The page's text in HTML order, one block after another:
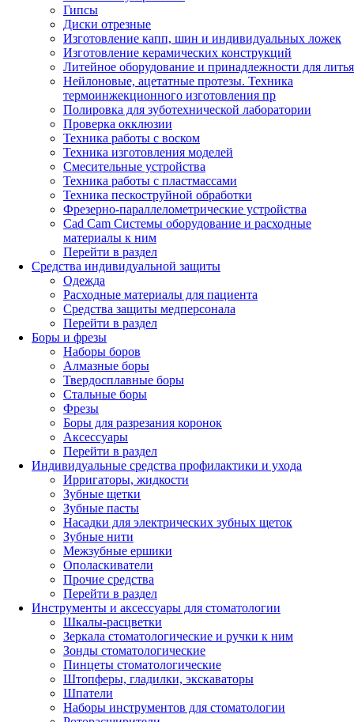
Гипсы
Диски отрезные
Изготовление капп, шин и индивидуальных ложек
Изготовление керамических конструкций
Литейное оборудование и принадлежности для литья
Нейлоновые, ацетатные протезы. Техника
термоинжекционного изготовления пр
Полировка для зуботехнической лаборатории
Проверка окклюзии
Техника работы с воском
Техника изготовления моделей
Смесительные устройства
Техника работы с пластмассами
Техника пескоструйной обработки
Фрезерно-параллелометрические устройства
Cad Cam Системы оборудование и расходные
материалы к ним
Перейти в раздел
Средства индивидуальной защиты
Одежда
Расходные материалы для пациента
Средства защиты медперсонала
Перейти в раздел
Боры и фрезы
Наборы боров
Алмазные боры
Твердосплавные боры
Стальные боры
Фрезы
Боры для разрезания коронок
Аксессуары
Перейти в раздел
Индивидуальные средства профилактики и ухода
Ирригаторы, жидкости
Зубные щетки
Зубные пасты
Насадки для электрических зубных щеток
Зубные нити
Межзубные ершики
Ополаскиватели
Прочие средства
Перейти в раздел
Инструменты и аксессуары для стоматологии
Шкалы-расцветки
Зеркала стоматологические и ручки к ним
Зонды стоматологические
Пинцеты стоматологические
Штопферы, гладилки, экскаваторы
Шпатели
Наборы инструментов для стоматологии